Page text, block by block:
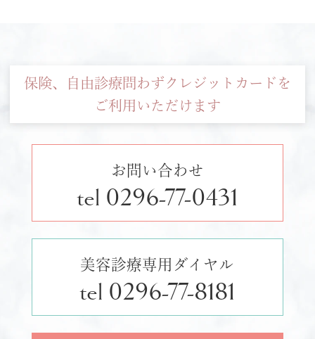
保険、自由診療問わずクレジットカードを
ご利用いただけます
お問い合わせ
tel 0296-77-0431
美容診療専用ダイヤル
tel 0296-77-8181